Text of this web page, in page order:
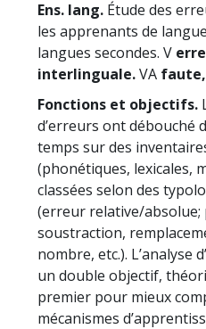
Ens. lang. Étude des
les apprenants de
langues secondes. V
interlinguale.VA faute,
Fonctions et objectifs.
d’erreurs ont débouché
temps sur des
(phonétiques, lexicales,
classées selon des
(erreur relative/absolue;
soustraction,
nombre, etc.). L’analyse
un double objectif,
premier pour mieux
mécanismes